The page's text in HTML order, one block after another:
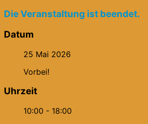
Die Veranstaltung ist beendet.
Datum
25 Mai 2026
Vorbei!
Uhrzeit
10:00 - 18:00